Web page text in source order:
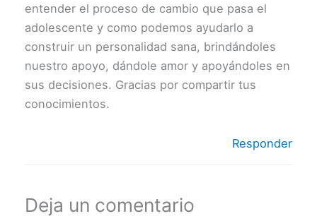
entender el proceso de cambio que pasa el
adolescente y como podemos ayudarlo a
construir un personalidad sana, brindándoles
nuestro apoyo, dándole amor y apoyándoles en
sus decisiones. Gracias por compartir tus
conocimientos.
Responder
Deja un comentario